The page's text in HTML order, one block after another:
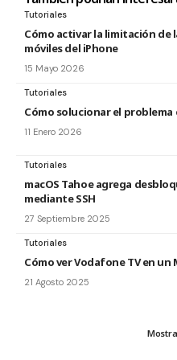
Tutoriales
Cómo activar la limitación de
móviles del iPhone
15 Mayo 2026
Tutoriales
Cómo solucionar el problema
11 Enero 2026
Tutoriales
macOS Tahoe agrega
mediante SSH
27 Septiembre 2025
Tutoriales
Cómo ver Vodafone TV en un
21 Agosto 2025